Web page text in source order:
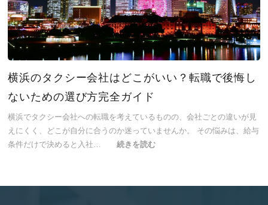
横浜のタクシー会社はどこがいい？転職で後悔し
ないための選び方完全ガイド
横浜でタクシー会社への転職を考えているものの、会社ごとの違いが見
えにくく、どこが自分に合うのか迷っていませんか。 その悩みは、給与
条件だけで決めると入社… 続きを読む